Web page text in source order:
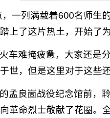
一列满载着600名师生
上了这片热土，开始了
车难掩疲惫，大家还
世，但是这里对于这些
孟良崮战役纪念馆前，
革命烈士敬献了花圈。